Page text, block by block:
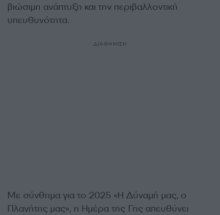
βιώσιμη ανάπτυξη και την περιβαλλοντική
υπευθυνότητα.
ΔΙΑΦΗΜΙΣΗ
Με σύνθημα για το 2025 «Η Δύναμή μας, ο
Πλανήτης μας», η Ημέρα της Γης απευθύνει